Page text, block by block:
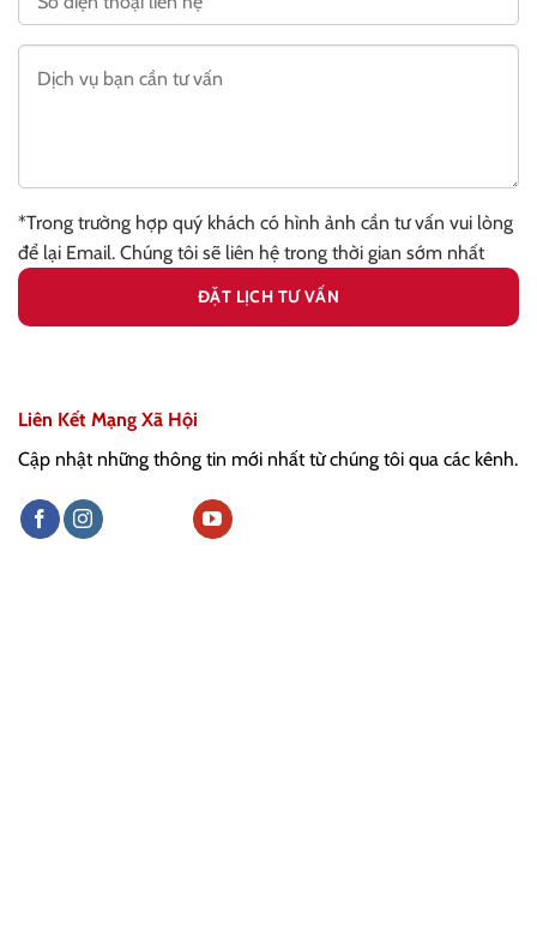
*Trong trường hợp quý khách có hình ảnh cần tư vấn vui lòng
để lại Email. Chúng tôi sẽ liên hệ trong thời gian sớm nhất
Liên Kết Mạng Xã Hội
Cập nhật những thông tin mới nhất từ chúng tôi qua các kênh.